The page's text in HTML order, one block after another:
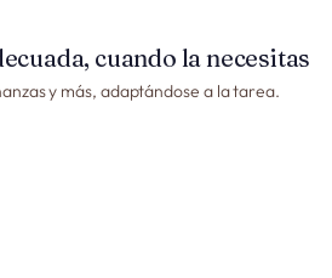
cuando la necesitas
y más, adaptándose a la tarea.